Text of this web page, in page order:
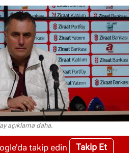
açıklama daha.
takip edin Takip Et